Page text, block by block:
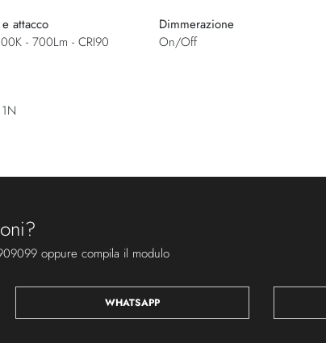
attacco
- 700Lm - CRI90
Dimmerazione
On/Off
oppure compila il modulo
WHATSAPP